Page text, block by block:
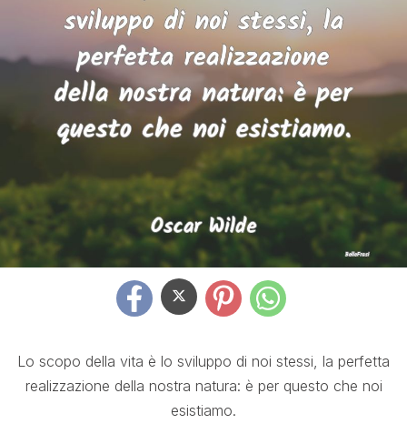
Lo scopo della vita è lo sviluppo di noi stessi, la perfetta
realizzazione della nostra natura: è per questo che noi
esistiamo.